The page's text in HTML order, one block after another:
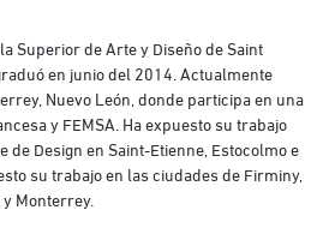
Superior de Arte y Diseño de Saint
en junio del 2014. Actualmente
Nuevo León, donde participa en una
y FEMSA. Ha expuesto su trabajo
de Design en Saint-Etienne, Estocolmo e
su trabajo en las ciudades de Firminy,
Monterrey.